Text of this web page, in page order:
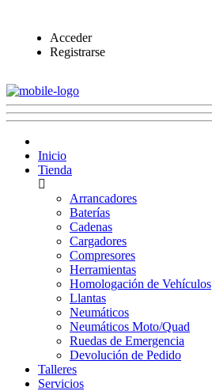
Acceder
Registrarse
Inicio
Tienda
Arrancadores
Baterías
Cadenas
Cargadores
Compresores
Herramientas
Homologación de Vehículos
Llantas
Neumáticos
Neumáticos Moto/Quad
Ruedas de Emergencia
Devolución de Pedido
Talleres
Servicios